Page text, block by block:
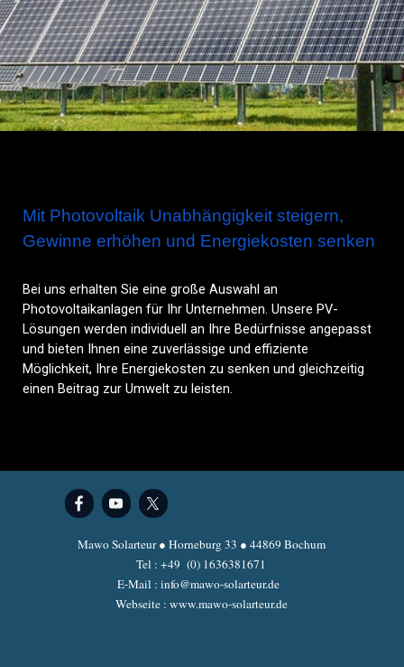
Mit Photovoltaik Unabhängigkeit steigern,
Gewinne erhöhen und Energiekosten senken
Bei uns erhalten Sie eine große Auswahl an
Photovoltaikanlagen für Ihr Unternehmen. Unsere PV-
Lösungen werden individuell an Ihre Bedürfnisse angepasst
und bieten Ihnen eine zuverlässige und effiziente
Möglichkeit, Ihre Energiekosten zu senken und gleichzeitig
einen Beitrag zur Umwelt zu leisten.
Mawo Solarteur ● Horneburg 33 ● 44869 Bochum
Tel : +49 (0) 1636381671
E-Mail : info@mawo-solarteur.de
Webseite : www.mawo-solarteur.de